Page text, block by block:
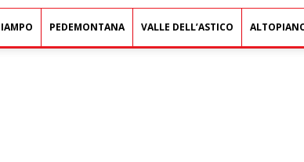
PEDEMONTANA VALLE DELL’ASTICO